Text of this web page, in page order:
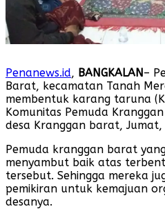
Penanews.id, BANGKALAN–
Barat, kecamatan Tanah
membentuk karang taruna
Komunitas Pemuda
desa Kranggan barat,
Pemuda kranggan barat
menyambut baik atas
tersebut. Sehingga mereka
pemikiran untuk kemajuan
desanya.